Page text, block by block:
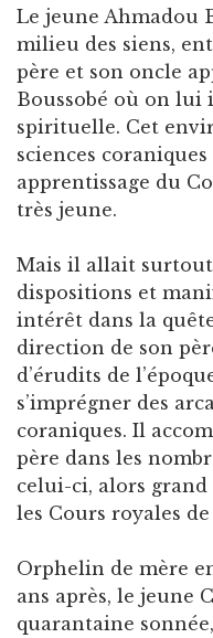
Le jeune Ahmadou
milieu des siens,
père et son oncle
Boussobé où on lui
spirituelle. Cet
sciences
apprentissage du
très jeune.
Mais il allait
dispositions et
intérêt dans la
direction de son
d’érudits de
s’imprégner des
coraniques. Il
père dans les
celui-ci, alors
les Cours royales
Orphelin de mère
ans après, le jeune
quarantaine